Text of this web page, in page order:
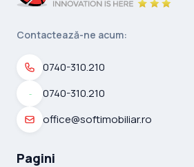
Contactează-ne acum:
0740-310.210
0740-310.210
office@softimobiliar.ro
Pagini